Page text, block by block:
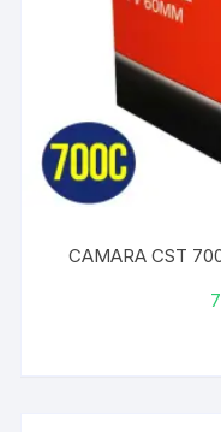
CAMARA CST